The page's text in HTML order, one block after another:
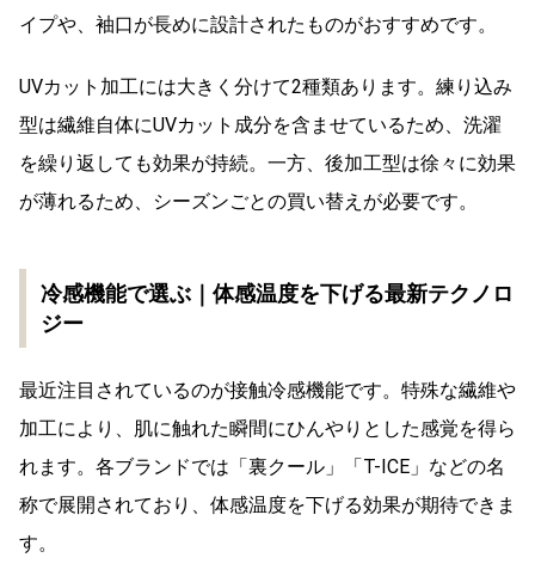
イプや、袖口が長めに設計されたものがおすすめです。
UVカット加工には大きく分けて2種類あります。練り込み
型は繊維自体にUVカット成分を含ませているため、洗濯
を繰り返しても効果が持続。一方、後加工型は徐々に効果
が薄れるため、シーズンごとの買い替えが必要です。
冷感機能で選ぶ｜体感温度を下げる最新テクノロ
ジー
最近注目されているのが接触冷感機能です。特殊な繊維や
加工により、肌に触れた瞬間にひんやりとした感覚を得ら
れます。各ブランドでは「裏クール」「T-ICE」などの名
称で展開されており、体感温度を下げる効果が期待できま
す。